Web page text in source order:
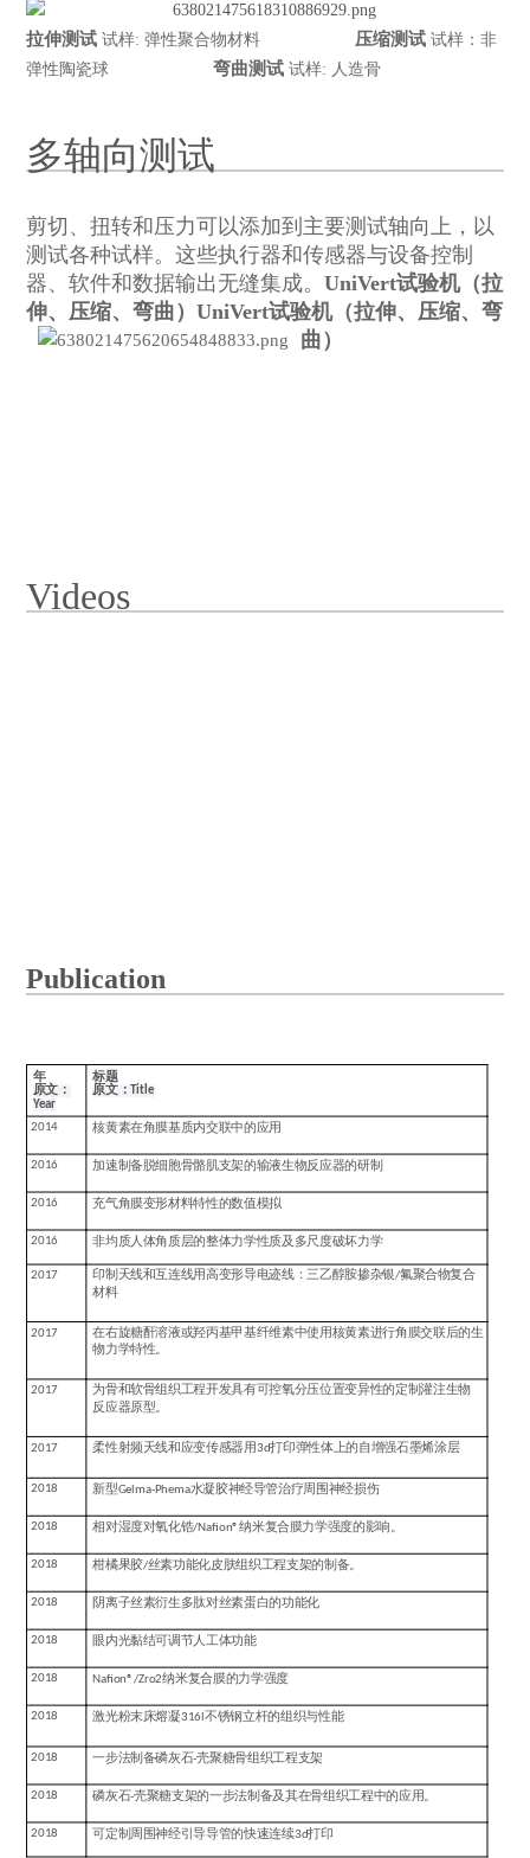
拉伸测试 试样: 弹性聚合物材料 压缩测试 试样：非
弹性陶瓷球
弯曲测试 试样: 人造骨
多轴向测试
剪切、扭转和压力可以添加到主要测试轴向上，以
测试各种试样。这些执行器和传感器与设备控制
器、软件和数据输出无缝集成。UniVert试验机（拉
伸、压缩、弯曲）UniVert试验机（拉伸、压缩、弯
曲）
Videos
Publication
年
原文：
Year
标题
原文： Title
2014 核黄素在角膜基质内交联中的应用
2016 加速制备脱细胞骨骼肌支架的输液生物反应器的研制
2016 充气角膜变形材料特性的数值模拟
2016 非均质人体角质层的整体力学性质及多尺度破坏力学
2017 印制天线和互连线用高变形导电迹线：三乙醇胺掺杂银/氟聚合物复合
材料
2017 在右旋糖酐溶液或羟丙基甲基纤维素中使用核黄素进行角膜交联后的生
物力学特性。
2017 为骨和软骨组织工程开发具有可控氧分压位置变异性的定制灌注生物
反应器原型。
2017 柔性射频天线和应变传感器用3d打印弹性体上的自增强石墨烯涂层
2018 新型Gelma-Phema水凝胶神经导管治疗周围神经损伤
2018 相对湿度对氧化锆/Nafion®纳米复合膜力学强度的影响。
2018 柑橘果胶/丝素功能化皮肤组织工程支架的制备。
2018 阴离子丝素衍生多肽对丝素蛋白的功能化
2018 眼内光黏结可调节人工体功能
2018 Nafion®/Zro2纳米复合膜的力学强度
2018 激光粉末床熔凝316l不锈钢立杆的组织与性能
2018 一步法制备磷灰石-壳聚糖骨组织工程支架
2018 磷灰石-壳聚糖支架的一步法制备及其在骨组织工程中的应用。
2018 可定制周围神经引导导管的快速连续3d打印